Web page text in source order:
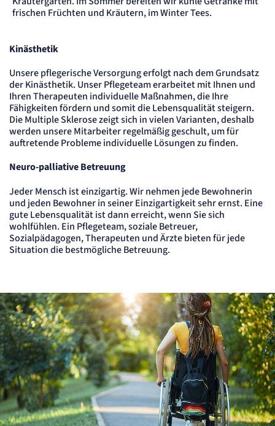
frischen Früchten und Kräutern, im Winter Tees.
Kinästhetik
Unsere pflegerische Versorgung erfolgt nach dem Grundsatz
der Kinästhetik. Unser Pflegeteam erarbeitet mit Ihnen und
Ihren Therapeuten individuelle Maßnahmen, die Ihre
Fähigkeiten fördern und somit die Lebensqualität steigern.
Die Multiple Sklerose zeigt sich in vielen Varianten, deshalb
werden unsere Mitarbeiter regelmäßig geschult, um für
auftretende Probleme individuelle Lösungen zu finden.
Neuro-palliative Betreuung
Jeder Mensch ist einzigartig. Wir nehmen jede Bewohnerin
und jeden Bewohner in seiner Einzigartigkeit sehr ernst. Eine
gute Lebensqualität ist dann erreicht, wenn Sie sich
wohlfühlen. Ein Pflegeteam, soziale Betreuer,
Sozialpädagogen, Therapeuten und Ärzte bieten für jede
Situation die bestmögliche Betreuung.
zu verstehen, wie unsere Besucher unsere
Website nutzen.
etracker Analytics
Name:
_et_coid
Anbieter:
etracker GmbH
Zweck:
Cookie Erkennung
Cookie Laufzeit:
2 Jahre
etracker Analytics
Name:
et_allow_cookies
Anbieter:
etracker GmbH
Zweck:
Es erlaubt eTracker Cookies zu setzen.
etracker Analytics
Name:
isSdEnabled
Anbieter:
etracker GmbH
Zweck:
Erkennung, ob bei dem Besucher die Scrolltiefe gemessen wird.
Cookie Laufzeit:
24 Std.